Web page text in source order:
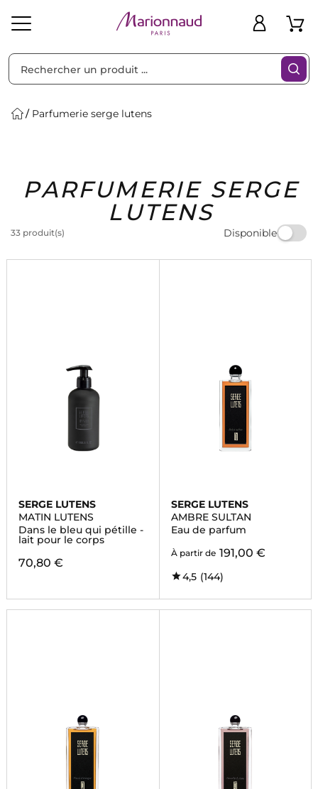
Solaire Homme Marques Idées
Cadeaux
Bons
Plans
Parfumerie serge lutens
PARFUMERIE SERGE
LUTENS
33 produit(s) Disponible
Filtres
SERGE LUTENS
MATIN LUTENS
Dans le bleu qui pétille -
lait pour le corps
70,80 €
SERGE LUTENS
AMBRE SULTAN
Eau de parfum
À partir de 191,00 €
4,5 (144)